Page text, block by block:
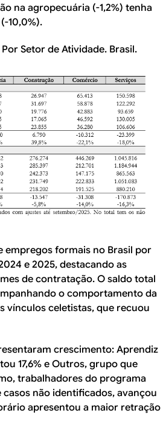
na agropecuária (-1,2%) tenha
10,0%).
Setor de Atividade. Brasil.
empregos formais no Brasil por
e 2025, destacando as
de contratação. O saldo total
o comportamento da
vínculos celetistas, que recuou
crescimento: Aprendiz
17,6% e Outros, grupo que
trabalhadores do programa
não identificados, avançou
apresentou a maior retração